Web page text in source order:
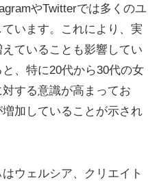
やTwitterでは多くのユ
います。これにより、実
ていることも影響してい
、特に20代から30代の女
する意識が高まってお
加していることが示され
ウェルシア、クリエイト